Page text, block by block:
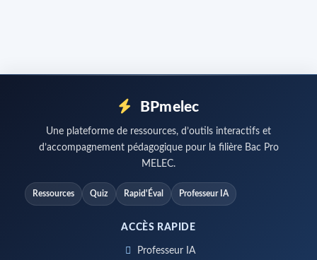
BPmelec
Une plateforme de ressources, d’outils interactifs et
d’accompagnement pédagogique pour la filière Bac Pro
MELEC.
Ressources Quiz Rapid'Éval Professeur IA
ACCÈS RAPIDE
Professeur IA